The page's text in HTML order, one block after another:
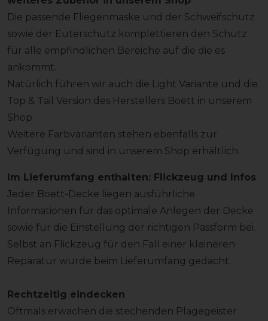
Die passende Fliegenmaske und der Schweifschutz
sowie der Euterschutz komplettieren den Schutz
für alle empfindlichen Bereiche auf die die es
ankommt.
Natürlich führen wir auch die Light Variante und die
Top & Tail Version des Herstellers Boett in unserem
Shop.
Weitere Farbvarianten stehen ebenfalls zur
Verfügung und sind in unserem Shop erhältlich.
Im Lieferumfang enthalten: Flickzeug und Infos
Jeder Boett-Decke liegen ausführliche
Informationen für das optimale Anlegen der Decke
sowie für die Einstellung der richtigen Passform bei.
Selbst an Flickzeug für den Fall einer kleineren
Reparatur wurde beim Lieferumfang gedacht.
Rechtzeitig eindecken
Oftmals erwachen die stechenden Plagegeister